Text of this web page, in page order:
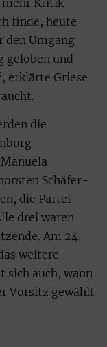
finde, heute
den Umgang
geloben und
erklärte Griese
die
Schäfer-
die Partei
drei waren
Am 24.
weitere
sich auch, wann
Vorsitz gewählt